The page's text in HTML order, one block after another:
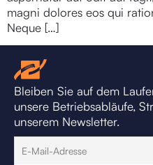
magni dolores eos qui
Neque […]
Bleiben Sie auf dem
unsere Betriebsabläufe,
unserem Newsletter.